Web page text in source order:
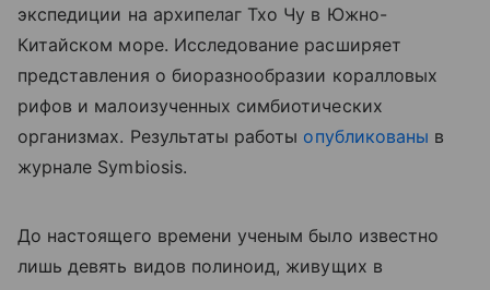
экспедиции на архипелаг Тхо Чу в Южно-
Китайском море. Исследование расширяет
представления о биоразнообразии коралловых
рифов и малоизученных симбиотических
организмах. Результаты работы опубликованы в
журнале Symbiosis.
До настоящего времени ученым было известно
лишь девять видов полиноид, живущих в